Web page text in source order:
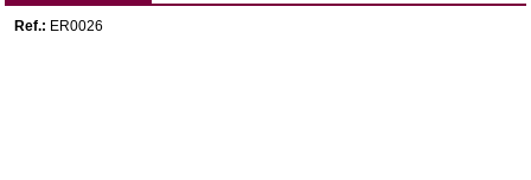
Ref.: ER0026